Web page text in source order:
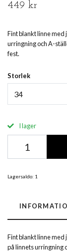
449 kr
Fint blankt linne med
urringning och A-
fest.
Storlek
34
I lager
Lagersaldo: 1
Fint blankt linne
på linnets urringning